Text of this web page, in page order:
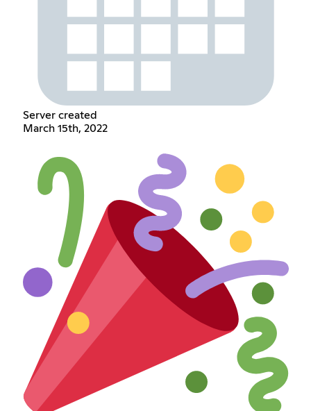
Server created
March 15th, 2022